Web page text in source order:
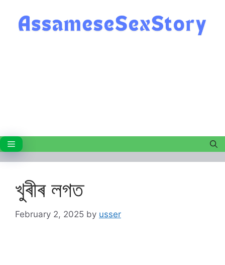
content
Menu
খুৰীৰ লগত
February 2, 2025 by usser